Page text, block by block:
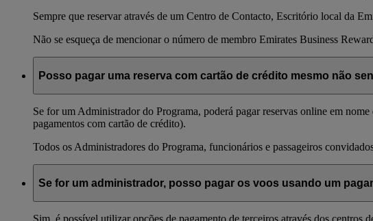
Sempre que reservar através de um Centro de Contacto, Escritório local da
Não se esqueça de mencionar o número de membro Emirates Business
Posso pagar uma reserva com cartão de crédito mesmo não
Se for um Administrador do Programa, poderá pagar reservas online em
pagamentos com cartão de crédito).
Todos os Administradores do Programa, funcionários e passageiros
Se for um administrador, posso pagar os voos usando um